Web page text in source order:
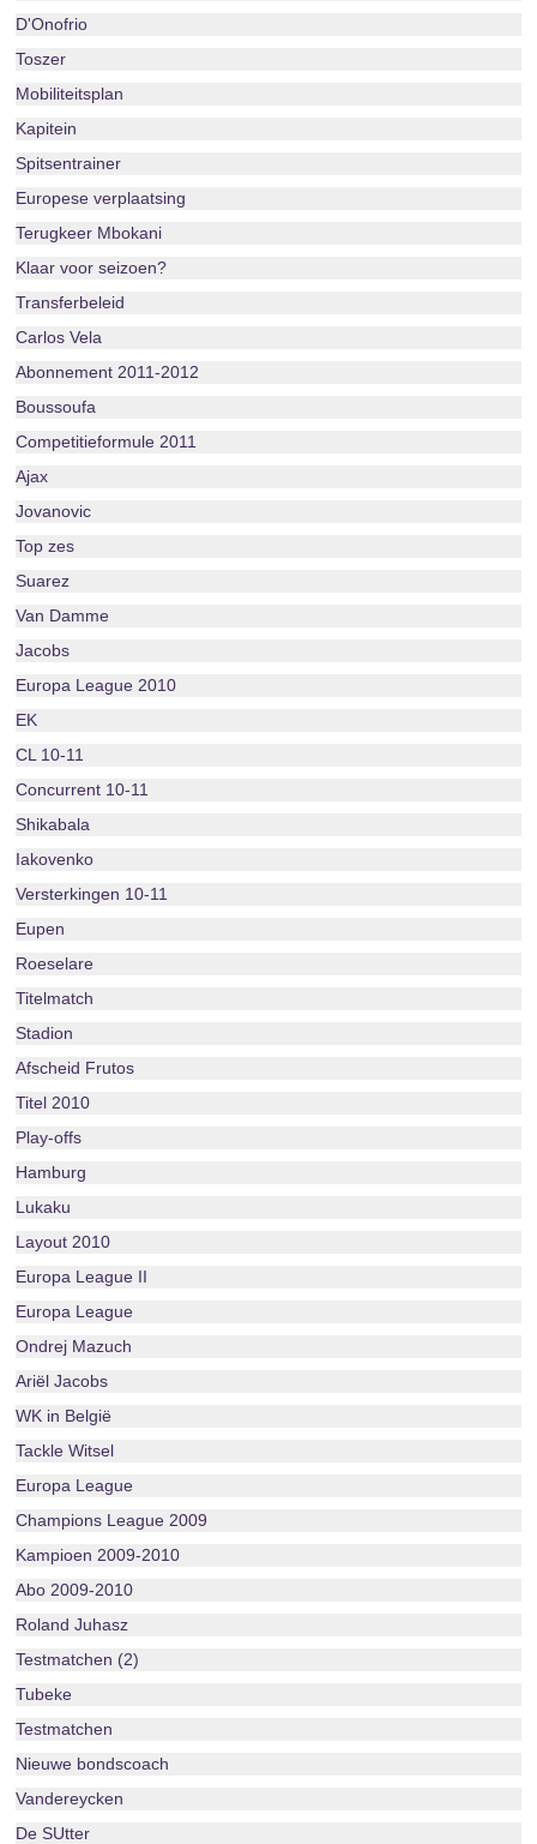
D'Onofrio
Toszer
Mobiliteitsplan
Kapitein
Spitsentrainer
Europese verplaatsing
Terugkeer Mbokani
Klaar voor seizoen?
Transferbeleid
Carlos Vela
Abonnement 2011-2012
Boussoufa
Competitieformule 2011
Ajax
Jovanovic
Top zes
Suarez
Van Damme
Jacobs
Europa League 2010
EK
CL 10-11
Concurrent 10-11
Shikabala
Iakovenko
Versterkingen 10-11
Eupen
Roeselare
Titelmatch
Stadion
Afscheid Frutos
Titel 2010
Play-offs
Hamburg
Lukaku
Layout 2010
Europa League II
Europa League
Ondrej Mazuch
Ariël Jacobs
WK in België
Tackle Witsel
Europa League
Champions League 2009
Kampioen 2009-2010
Abo 2009-2010
Roland Juhasz
Testmatchen (2)
Tubeke
Testmatchen
Nieuwe bondscoach
Vandereycken
De SUtter